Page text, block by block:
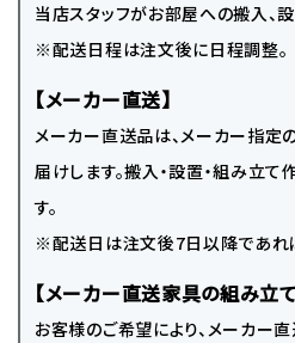
当店スタッフがお部屋への搬入、
※配送日程は注文後に日程調整。
【メーカー直送】
メーカー直送品は、メーカー指
届けします。搬入・設置・組み立
す。
※配送日は注文後7日以降であれ
【メーカー直送家具の組み立
お客様のご希望により、メーカー